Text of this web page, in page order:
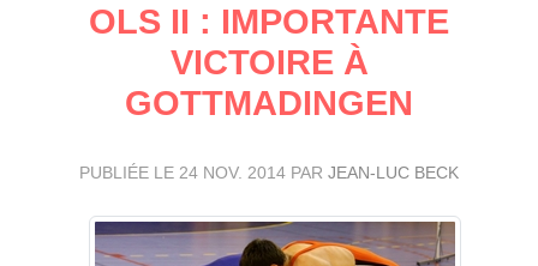
OLS II : IMPORTANTE
VICTOIRE À
GOTTMADINGEN
PUBLIÉE LE 24 NOV. 2014 PAR JEAN-LUC BECK